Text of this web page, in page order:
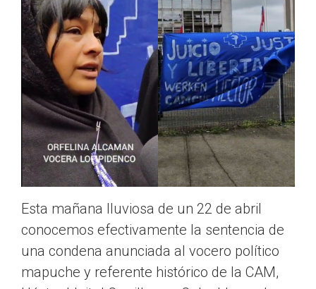
Esta mañana lluviosa de un 22 de abril
conocemos efectivamente la sentencia de
una condena anunciada al vocero político
mapuche y referente histórico de la CAM,